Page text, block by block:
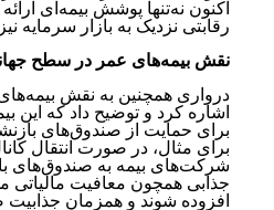
اکنون نه‌تنها پوشش بیمه‌ای
رقابتی نزدیک به بازار سرمایه
نقش بیمه‌های عمر در سطح
درواری همچنین به نقش
اشاره کرد و توضیح داد که این
برای حمایت از صندوق‌های
برای مثال، در صورت انتقال
شرکت‌های بیمه به صندوق‌های
جذابی همچون معافیت مالیاتی
افزوده شوند و همزمان جذابیت